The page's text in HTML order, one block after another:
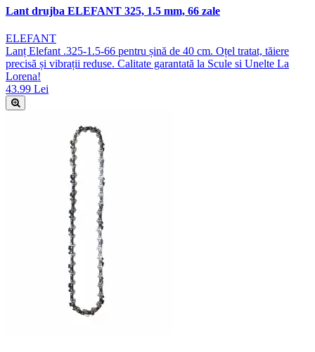
Lant drujba ELEFANT 325, 1.5 mm, 66 zale
ELEFANT
Lanț Elefant .325-1.5-66 pentru șină de 40 cm. Oțel tratat, tăiere
precisă și vibrații reduse. Calitate garantată la Scule si Unelte La
Lorena!
43.99 Lei